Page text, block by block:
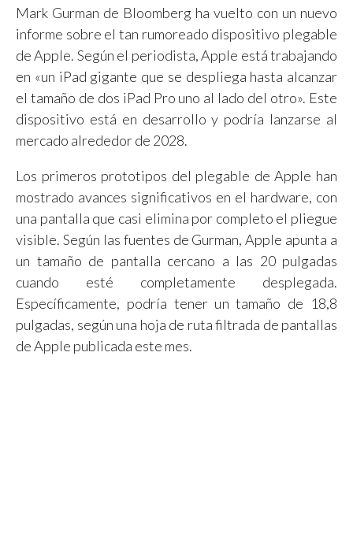
Mark Gurman de Bloomberg ha vuelto con un nuevo
informe sobre el tan rumoreado dispositivo plegable
de Apple. Según el periodista, Apple está trabajando
en «un iPad gigante que se despliega hasta alcanzar
el tamaño de dos iPad Pro uno al lado del otro». Este
dispositivo está en desarrollo y podría lanzarse al
mercado alrededor de 2028.
Los primeros prototipos del plegable de Apple han
mostrado avances significativos en el hardware, con
una pantalla que casi elimina por completo el pliegue
visible. Según las fuentes de Gurman, Apple apunta a
un tamaño de pantalla cercano a las 20 pulgadas
cuando esté completamente desplegada.
Específicamente, podría tener un tamaño de 18,8
pulgadas, según una hoja de ruta filtrada de pantallas
de Apple publicada este mes.